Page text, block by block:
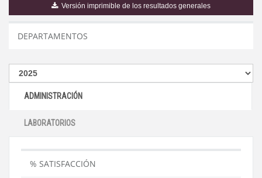
Versión imprimible de los resultados generales
DEPARTAMENTOS
ADMINISTRACIÓN
LABORATORIOS
% SATISFACCIÓN